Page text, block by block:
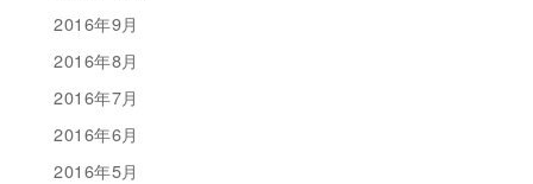
2016年9月
2016年8月
2016年7月
2016年6月
2016年5月